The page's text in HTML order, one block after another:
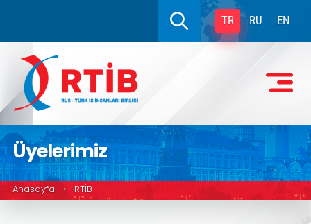
TR RU EN
Üyelerimiz
Anasayfa › RTİB